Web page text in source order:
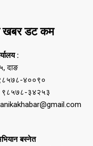
खबर डट कम
:
दाङ
४००९०
३४२५३
बस्नेत